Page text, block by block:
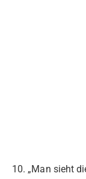
10. „Man sieht